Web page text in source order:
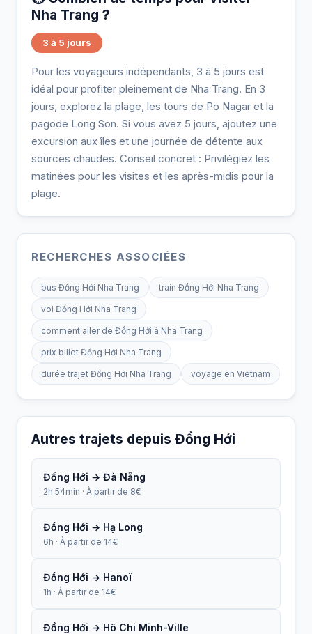
Nha Trang ?
3 à 5 jours
Pour les voyageurs indépendants, 3 à 5 jours est
idéal pour profiter pleinement de Nha Trang. En 3
jours, explorez la plage, les tours de Po Nagar et la
pagode Long Son. Si vous avez 5 jours, ajoutez une
excursion aux îles et une journée de détente aux
sources chaudes. Conseil concret : Privilégiez les
matinées pour les visites et les après-midis pour la
plage.
RECHERCHES ASSOCIÉES
bus Đồng Hới Nha Trang train Đồng Hới Nha Trang
vol Đồng Hới Nha Trang
comment aller de Đồng Hới à Nha Trang
prix billet Đồng Hới Nha Trang
durée trajet Đồng Hới Nha Trang voyage en Vietnam
Autres trajets depuis Đồng Hới
Đồng Hới → Đà Nẵng
2h 54min · À partir de 8€
Đồng Hới → Hạ Long
6h · À partir de 14€
Đồng Hới → Hanoï
1h · À partir de 14€
Đồng Hới → Hô Chi Minh-Ville